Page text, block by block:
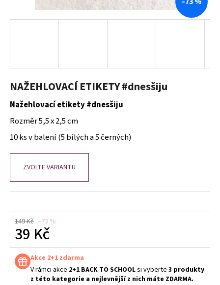
NAŽEHLOVACÍ ETIKETY #dnesšiju
Nažehlovací etikety #dnesšiju
Rozměr 5,5 x 2,5 cm
10 ks v balení (5 bílých a 5 černých)
ZVOLTE VARIANTU
149 Kč –73 %
39 Kč
Měrná
cena:Akce 2+1 zdarma
V rámci akce 2+1 BACK TO SCHOOLsi vyberte 3 produkty
z této kategorie a nejlevnější z nich máte ZDARMA.
j
?
D
p
o
u
j
m